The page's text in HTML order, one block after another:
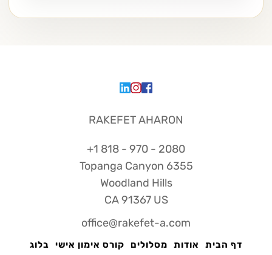
RAKEFET AHARON
2080 - 970 - 818 1+
6355 Topanga Canyon
Woodland Hills
CA 91367 US
office@rakefet-a.com
דף הבית אודות מסלולים קורס אימון אישי
בלוג